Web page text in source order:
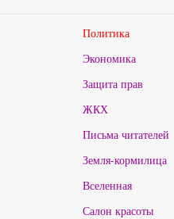
Политика
Экономика
Защита прав
ЖКХ
Письма читателей
Земля-кормилица
Вселенная
Салон красоты